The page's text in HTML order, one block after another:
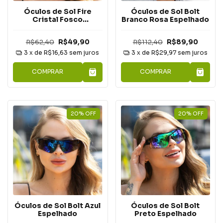
Óculos de Sol Fire
Cristal Fosco
R$62,40 R$49,90
3 x deR$16,63 sem juros
COMPRAR
Óculos de Sol Bolt
Branco Rosa Espelhado
R$112,40 R$89,90
3 x de R$29,97 sem juros
COMPRAR
20% OFF
Óculos de Sol Bolt Azul
Espelhado
20% OFF
Óculos de Sol Bolt
Preto Espelhado